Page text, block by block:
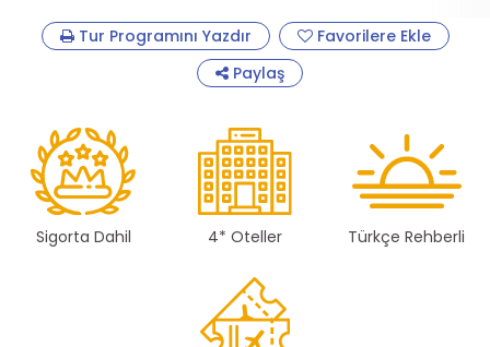
Tur Programını Yazdır
Favorilere Ekle
Paylaş
Sigorta Dahil 4* Oteller Türkçe Rehberli